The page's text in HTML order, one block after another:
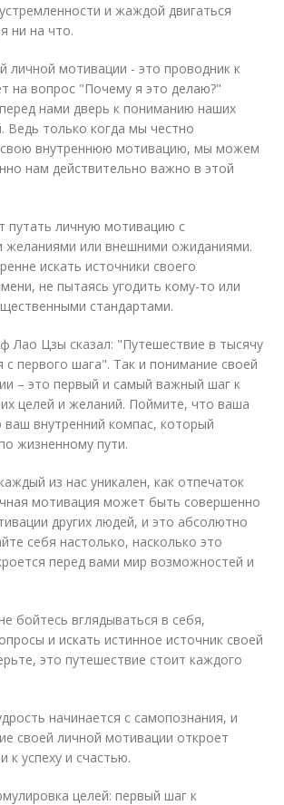
и жаждой двигаться
ни на что.
личной мотивации - это проводник к
на вопрос "Почему я это делаю?"
нами дверь к пониманию наших
Ведь только когда мы честно
свою внутреннюю мотивацию, мы можем
нам действительно важно в этой
путать личную мотивацию с
желаниями или внешними ожиданиями.
искать источники своего
не пытаясь угодить кому-то или
стандартами.
Лао Цзы сказал: "Путешествие в тысячу
с первого шага". Так и понимание своей
– это первый и самый важный шаг к
целей и желаний. Поймите, что ваша
ваш внутренний компас, который
жизненному пути.
из нас уникален, как отпечаток
мотивация может быть совершенно
других людей, и это абсолютно
себя настолько, насколько это
перед вами мир возможностей и
бойтесь вглядываться в себя,
и искать истинное источник своей
это путешествие стоит каждого
начинается с самопознания, и
своей личной мотивации откроет
к успеху и счастью.
целей: первый шаг к